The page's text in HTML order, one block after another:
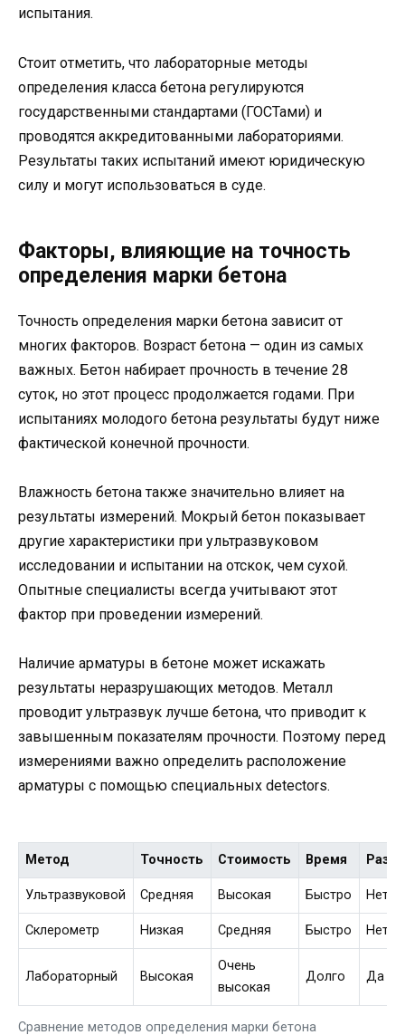
испытания.
Стоит отметить, что лабораторные методы
определения класса бетона регулируются
государственными стандартами (ГОСТами) и
проводятся аккредитованными лабораториями.
Результаты таких испытаний имеют юридическую
силу и могут использоваться в суде.
Факторы, влияющие на точность
определения марки бетона
Точность определения марки бетона зависит от
многих факторов. Возраст бетона — один из самых
важных. Бетон набирает прочность в течение 28
суток, но этот процесс продолжается годами. При
испытаниях молодого бетона результаты будут ниже
фактической конечной прочности.
Влажность бетона также значительно влияет на
результаты измерений. Мокрый бетон показывает
другие характеристики при ультразвуковом
исследовании и испытании на отскок, чем сухой.
Опытные специалисты всегда учитывают этот
фактор при проведении измерений.
Наличие арматуры в бетоне может искажать
результаты неразрушающих методов. Металл
проводит ультразвук лучше бетона, что приводит к
завышенным показателям прочности. Поэтому перед
измерениями важно определить расположение
арматуры с помощью специальных detectors.
Сравнение методов определения марки бетона
Метод Точность Стоимость Время
Ультразвуковой Средняя Высокая Быстро Нет
Склерометр Низкая Средняя Быстро Нет
Лабораторный Высокая
Очень
высокая
Долго Да